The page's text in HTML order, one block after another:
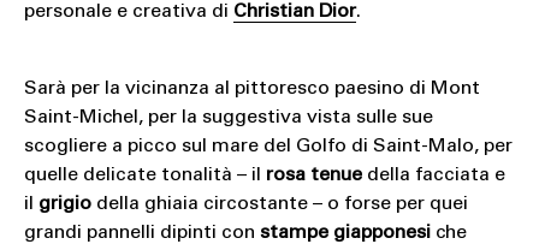
personale e creativa di Christian Dior.
Sarà per la vicinanza al pittoresco paesino di Mont
Saint-Michel, per la suggestiva vista sulle sue
scogliere a picco sul mare del Golfo di Saint-Malo, per
quelle delicate tonalità – il rosa tenuedella facciata e
il grigiodella ghiaia circostante – o forse per quei
grandi pannelli dipinti con stampe giapponesiche